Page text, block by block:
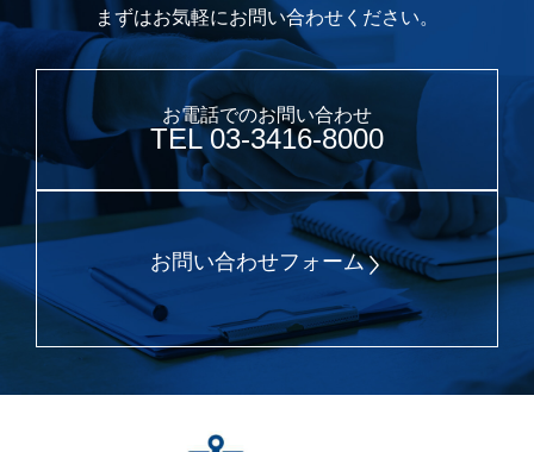
まずはお気軽にお問い合わせください。
お電話でのお問い合わせ
TEL 03-3416-8000
お問い合わせフォーム